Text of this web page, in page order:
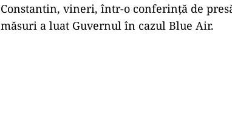
Constantin, vineri, într-o conferinţă de
măsuri a luat Guvernul în cazul Blue Air.